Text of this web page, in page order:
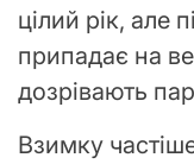
цілий рік, але
припадає на
дозрівають
Взимку